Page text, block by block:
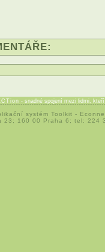
- snadné spojení mezi lidmi,
systém Toolkit -
23; 160 00 Praha 6; tel: 224